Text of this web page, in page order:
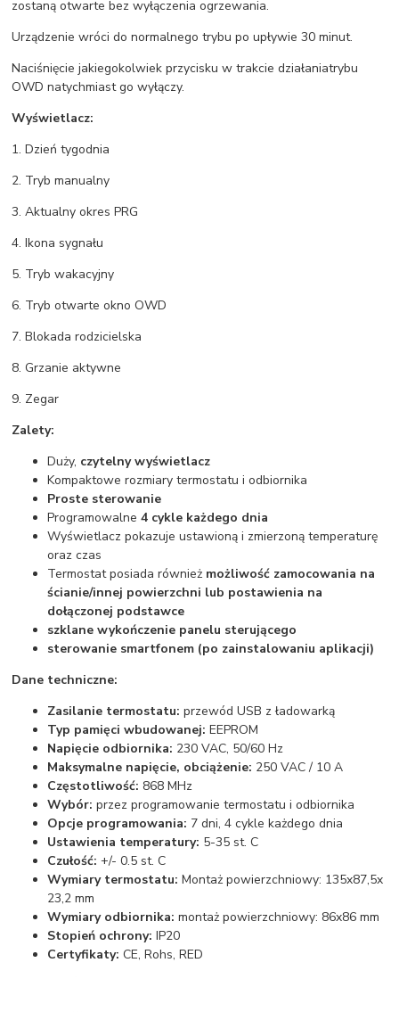
zostaną otwarte bez wyłączenia ogrzewania.
Urządzenie wróci do normalnego trybu po upływie 30 minut.
Naciśnięcie jakiegokolwiek przycisku w trakcie działaniatrybu
OWD natychmiast go wyłączy.
Wyświetlacz:
1. Dzień tygodnia
2. Tryb manualny
3. Aktualny okres PRG
4. Ikona sygnału
5. Tryb wakacyjny
6. Tryb otwarte okno OWD
7. Blokada rodzicielska
8. Grzanie aktywne
9. Zegar
Zalety:
Duży, czytelny wyświetlacz
Kompaktowe rozmiary termostatu i odbiornika
Proste sterowanie
Programowalne4 cykle każdego dnia
Wyświetlacz pokazuje ustawioną i zmierzoną temperaturę
oraz czas
Termostat posiada również możliwość zamocowania na
ścianie/innej powierzchni lub postawienia na
dołączonej podstawce
szklane wykończenie panelu sterującego
sterowanie smartfonem (po zainstalowaniu aplikacji)
Dane techniczne:
Zasilanie termostatu: przewód USB z ładowarką
Typ pamięci wbudowanej: EEPROM
Napięcie odbiornika: 230 VAC, 50/60 Hz
Maksymalne napięcie, obciążenie: 250 VAC / 10 A
Częstotliwość: 868 MHz
Wybór: przez programowanie termostatu i odbiornika
Opcje programowania: 7 dni, 4 cykle każdego dnia
Ustawienia temperatury: 5-35 st. C
Czułość: +/- 0.5 st. C
Wymiary termostatu: Montaż powierzchniowy: 135x87,5x
23,2 mm
Wymiary odbiornika: montaż powierzchniowy: 86x86 mm
Stopień ochrony: IP20
Certyfikaty: CE, Rohs, RED